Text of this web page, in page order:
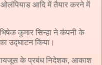
ओलंपियाड आदि में तैयार करने में
कुमार सिन्हा ने कंपनी के
उद्घाटन किया।
के प्रबंध निदेशक, आकाश